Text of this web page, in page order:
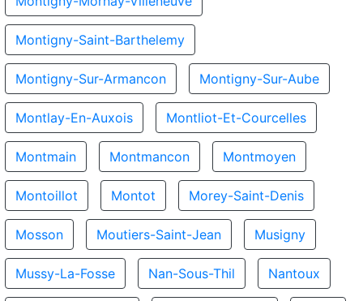
Montigny-Saint-Barthelemy
Montigny-Sur-Armancon Montigny-Sur-Aube
Montlay-En-Auxois Montliot-Et-Courcelles
Montmain Montmancon Montmoyen
Montoillot Montot Morey-Saint-Denis
Mosson Moutiers-Saint-Jean Musigny
Mussy-La-Fosse Nan-Sous-Thil Nantoux